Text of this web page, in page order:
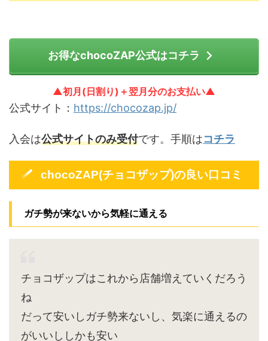
お得なchocoZAP公式はコチラ
▲初月(日割り)＋翌月分のお支払い▲
公式サイト： https://chocozap.jp/
入会は公式サイトのみ受付です。手順はコチラ
chocoZAP(チョコザップ)の良い口コミ
ガチ勢が来ないから気軽に通える
チョコザップはこれから店舗増えていくだろう
ね
だって安いしガチ勢来ないし、気楽に通えるの
がいいししかも安い